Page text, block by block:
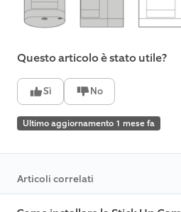
Questo articolo è stato utile?
Sì No
Ultimo aggiornamento 1 mese fa
Articoli correlati